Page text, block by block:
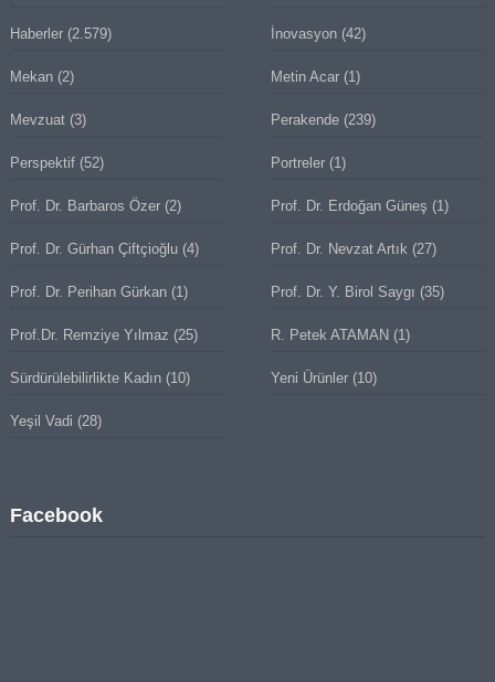
Haberler(2.579) İnovasyon (42)
Mekan(2) Metin Acar (1)
Mevzuat(3) Perakende (239)
Perspektif(52) Portreler (1)
Prof. Dr. Barbaros Özer(2) Prof. Dr. Erdoğan Güneş (1)
Prof. Dr. Gürhan Çiftçioğlu(4) Prof. Dr. Nevzat Artık (27)
Prof. Dr. Perihan Gürkan(1) Prof. Dr. Y. Birol Saygı (35)
Prof.Dr. Remziye Yılmaz (25) R. Petek ATAMAN (1)
Sürdürülebilirlikte Kadın(10) Yeni Ürünler (10)
Yeşil Vadi (28)
Facebook